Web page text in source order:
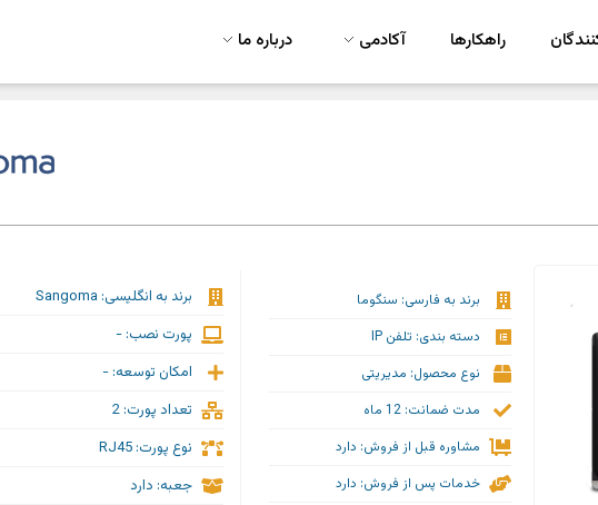
راهکارها آکادمی درباره ما
برند به فارسی: سنگوما
دسته بندی: تلفن IP
نوع محصول: مدیریتی
مدت ضمانت: 12 ماه
مشاوره قبل از فروش: دارد
خدمات پس از فروش: دارد
برند به انگلیسی: Sangoma
پورت نصب: -
امکان توسعه: -
تعداد پورت: 2
نوع پورت: RJ45
جعبه: دارد